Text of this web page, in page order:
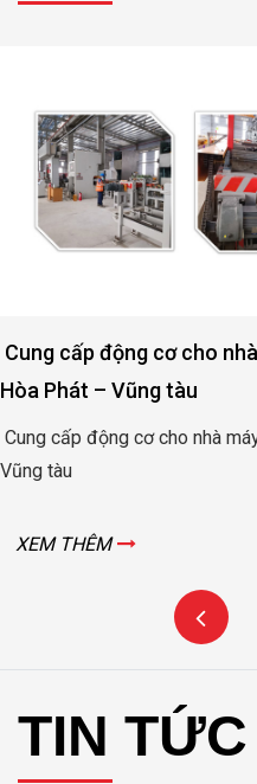
xuất Container
Hòa Phát –
TIN